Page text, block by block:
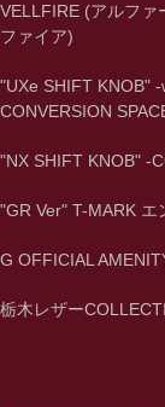
VELLFIRE (アルファ
ファイア)
"UXe SHIFT KNOB" -
CONVERSION
"NX SHIFT KNOB" -
"GR Ver" T-MARK エ
G OFFICIAL
栃木レザー